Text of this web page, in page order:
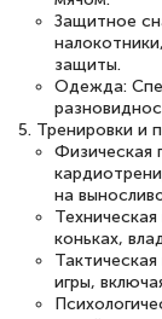
Защитное
защиты.
Одежда:
5. Тренировки и
Физическая
на
коньках,
игры,